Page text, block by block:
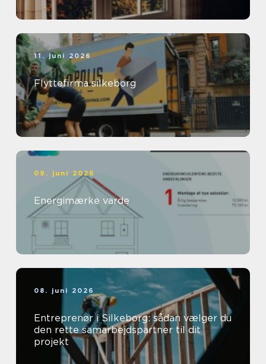
11. juni 2026
Flyttefirma silkeborg
09. juni 2026
Energimærke varde
08. juni 2026
Entreprenør i Silkeborg: sådan vælger du
den rette samarbejdspartner til dit
projekt